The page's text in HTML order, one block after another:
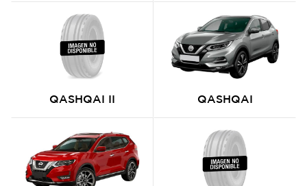
QASHQAI II QASHQAI